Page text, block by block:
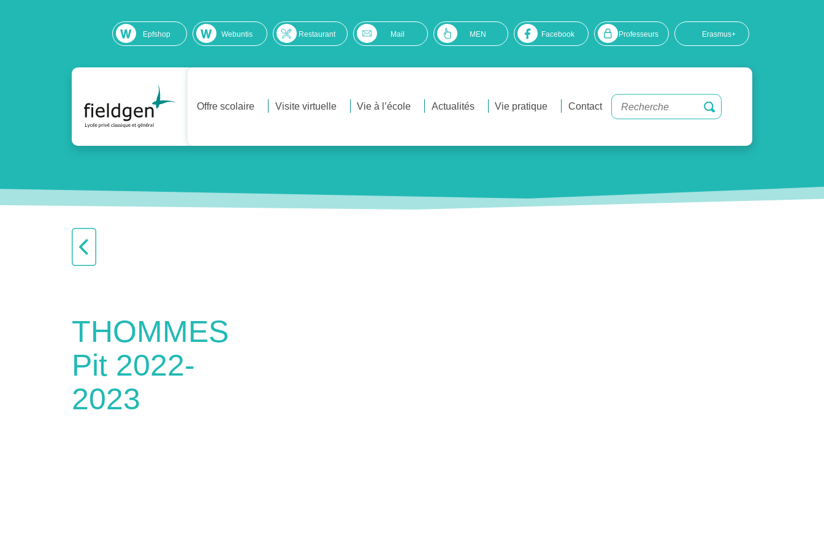
Epfshop Webuntis Restaurant Mail MEN Facebook Professeurs Erasmus+
Offre scolaire Visite virtuelle Vie à l’école Actualités Vie pratique Contact
THOMMES
Pit 2022-
2023